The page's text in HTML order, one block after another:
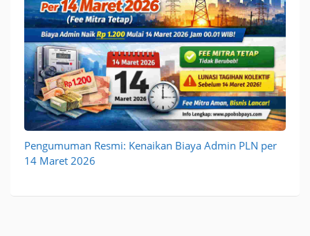
Pengumuman Resmi: Kenaikan Biaya Admin PLN per
14 Maret 2026